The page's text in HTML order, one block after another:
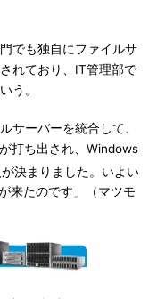
でも独自にファイルサ
れており、IT管理部で
う。
サーバーを統合して、
打ち出され、Windows
決まりました。いよい
来たのです」（マツモ